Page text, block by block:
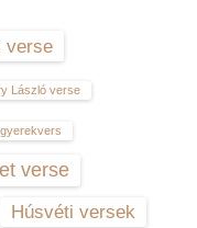
verse
László verse
verse
Húsvéti versek